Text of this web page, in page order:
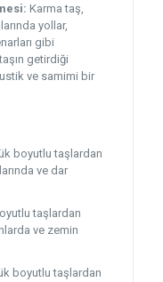
Karma taş,
yollar,
gibi
getirdiği
ve samimi bir
boyutlu taşlardan
ve dar
taşlardan
ve zemin
boyutlu taşlardan